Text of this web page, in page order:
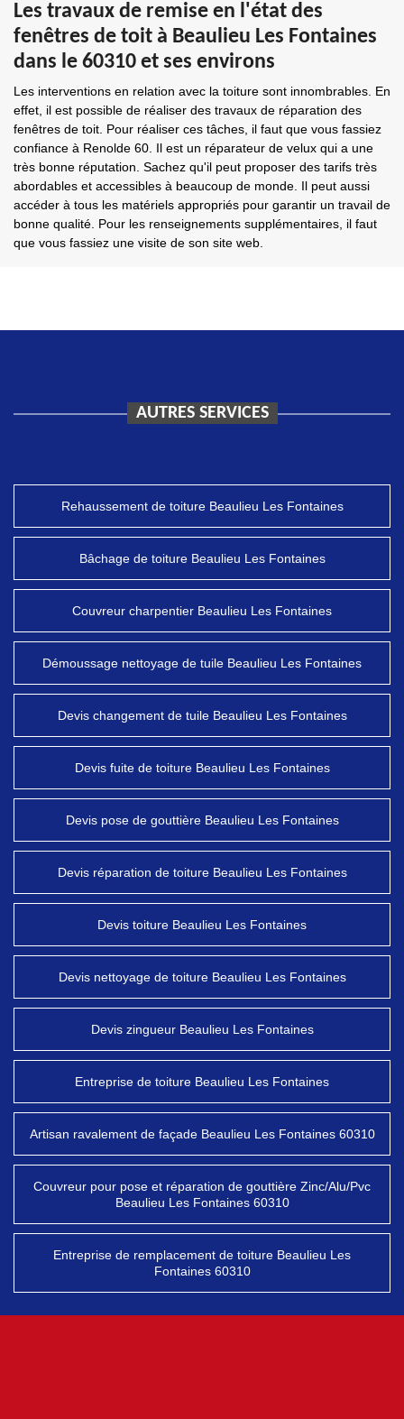
Les travaux de remise en l'état des
fenêtres de toit à Beaulieu Les Fontaines
dans le 60310 et ses environs
Les interventions en relation avec la toiture sont innombrables. En
effet, il est possible de réaliser des travaux de réparation des
fenêtres de toit. Pour réaliser ces tâches, il faut que vous fassiez
confiance à Renolde 60. Il est un réparateur de velux qui a une
très bonne réputation. Sachez qu'il peut proposer des tarifs très
abordables et accessibles à beaucoup de monde. Il peut aussi
accéder à tous les matériels appropriés pour garantir un travail de
bonne qualité. Pour les renseignements supplémentaires, il faut
que vous fassiez une visite de son site web.
AUTRES SERVICES
Rehaussement de toiture Beaulieu Les Fontaines
Bâchage de toiture Beaulieu Les Fontaines
Couvreur charpentier Beaulieu Les Fontaines
Démoussage nettoyage de tuile Beaulieu Les Fontaines
Devis changement de tuile Beaulieu Les Fontaines
Devis fuite de toiture Beaulieu Les Fontaines
Devis pose de gouttière Beaulieu Les Fontaines
Devis réparation de toiture Beaulieu Les Fontaines
Devis toiture Beaulieu Les Fontaines
Devis nettoyage de toiture Beaulieu Les Fontaines
Devis zingueur Beaulieu Les Fontaines
Entreprise de toiture Beaulieu Les Fontaines
Artisan ravalement de façade Beaulieu Les Fontaines 60310
Couvreur pour pose et réparation de gouttière Zinc/Alu/Pvc
Beaulieu Les Fontaines 60310
Entreprise de remplacement de toiture Beaulieu Les
Fontaines 60310